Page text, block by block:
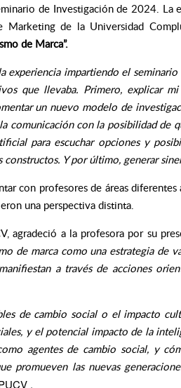
de Investigación de 2024. La
Marketing de la Universidad
de Marca”.
experiencia impartiendo el
que llevaba. Primero, explicar
un nuevo modelo de
comunicación con la posibilidad de
para escuchar opciones y
Y por último, generar
con profesores de áreas
una perspectiva distinta.
agradeció a la profesora por su
de marca como una estrategia de
a través de acciones
de cambio social o el impacto
y el potencial impacto de la
agentes de cambio social, y
promueven las nuevas
.